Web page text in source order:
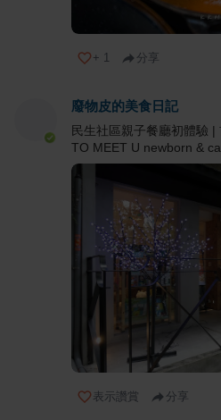
+ 1 分享
廢物皮的美食日記
民生社區親子餐廳初體驗
TO MEET U newborn &
表示讚賞 分享